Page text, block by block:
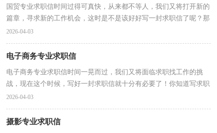
国贸专业求职信时间过得可真快，从来都不等人，我们又将打开新的
篇章，寻求新的工作机会，这时是不是该好好写一封求职信了呢？那
么怎样写好求职信呢？下面是小编帮大家整理的国贸专业求...
2026-04-03
电子商务专业求职信
电子商务专业求职信时间一晃而过，我们又将面临求职找工作的挑
战，现在这个时候，写好一封求职信就十分有必要了！你知道写求职
信需要注意哪些问题吗？下面是小编为大家收集的电子商务...
2026-04-03
摄影专业求职信